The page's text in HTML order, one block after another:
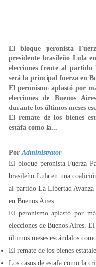
El bloque peronista
presidente brasileño Lula
elecciones frente al
será la principal fuerza en
El peronismo aplastó por
elecciones de Buenos
durante los últimos meses
El remate de los bienes
estafa como la...
Por Administrator
El bloque peronista Fuerza
brasileño Lula en una
al partido La Libertad
en Buenos Aires.
El peronismo aplastó por
elecciones de Buenos Aires.
últimos meses escándalos
El remate de los bienes
Los casos de estafa como la